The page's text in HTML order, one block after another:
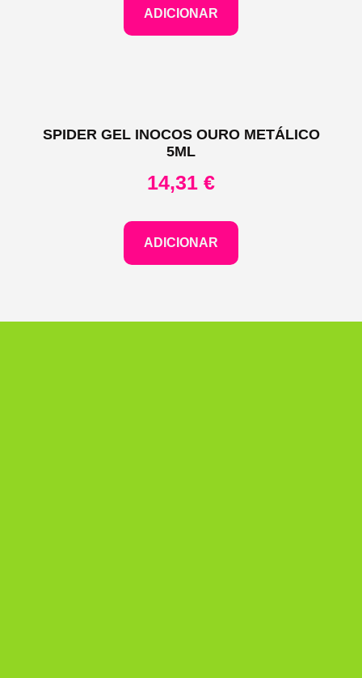
ADICIONAR
SPIDER GEL INOCOS OURO METÁLICO
5ML
14,31 €
ADICIONAR